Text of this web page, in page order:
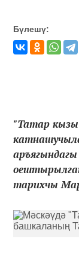
Бүлешү:
"Татар
тарихчы